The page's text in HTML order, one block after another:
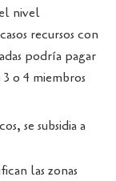
nivel
recursos con
podría pagar
o 4 miembros
se subsidia a
las zonas